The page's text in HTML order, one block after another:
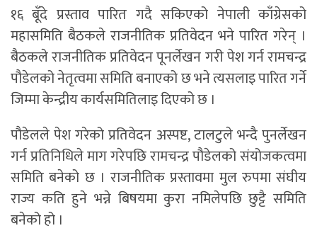
१६ बूँदे प्रस्ताव पारित गदै सकिएको नेपाली काँग्रेसको
महासमिति बैठकले राजनीतिक प्रतिवेदन भने पारित गरेन् ।
बैठकले राजनीतिक प्रतिवेदन पूनर्लेखन गरी पेश गर्न रामचन्द्र
पौडेलको नेतृत्वमा समिति बनाएको छ भने त्यसलाइ पारित गर्ने
जिम्मा केन्द्रीय कार्यसमितिलाइ दिएको छ ।
पौडेलले पेश गरेको प्रतिवेदन अस्पष्ट, टालटुले भन्दै पुनर्लेखन
गर्न प्रतिनिधिले माग गरेपछि रामचन्द्र पौडेलको संयोजकत्वमा
समिति बनेको छ । राजनीतिक प्रस्तावमा मुल रुपमा संघीय
राज्य कति हुने भन्ने बिषयमा कुरा नमिलेपछि छुट्टै समिति
बनेको हो ।